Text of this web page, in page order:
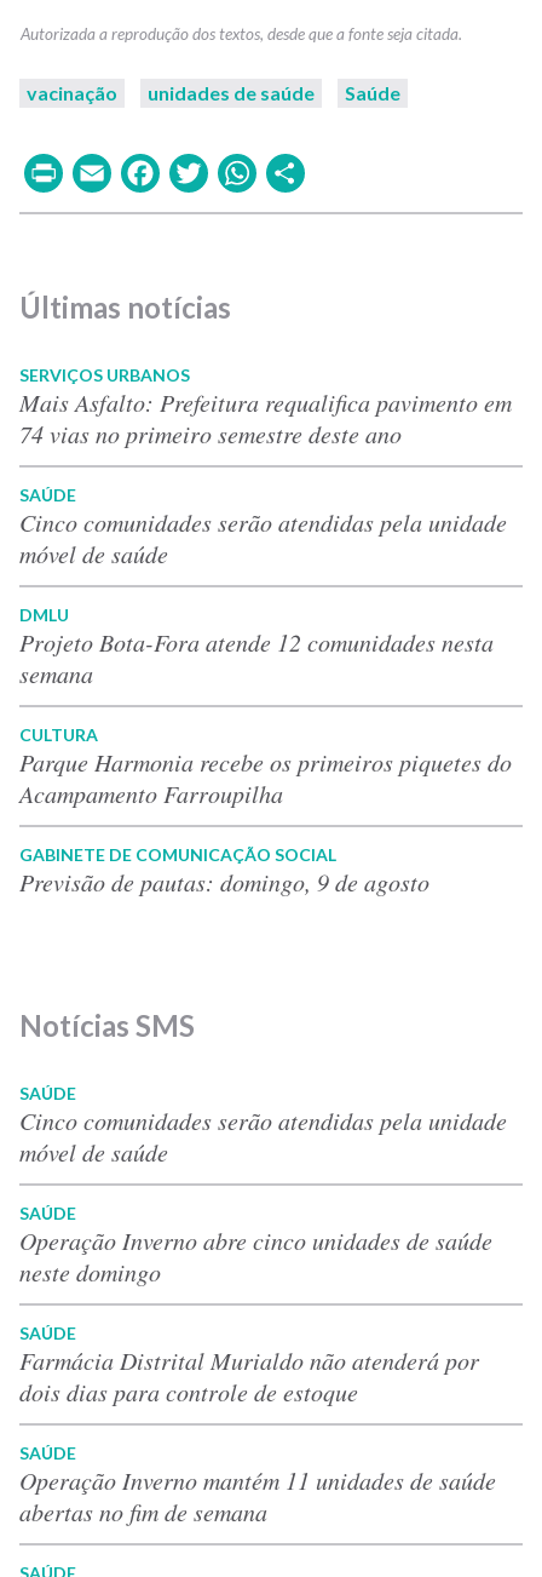
vacinação unidades de saúde Saúde
PrintEmailFacebook
TwitterWhatsApp
Últimas notícias
SERVIÇOS URBANOS
Mais Asfalto: Prefeitura requalifica pavimento em
74 vias no primeiro semestre deste ano
SAÚDE
Cinco comunidades serão atendidas pela unidade
móvel de saúde
DMLU
Projeto Bota-Fora atende 12 comunidades nesta
semana
CULTURA
Parque Harmonia recebe os primeiros piquetes do
Acampamento Farroupilha
GABINETE DE COMUNICAÇÃO SOCIAL
Previsão de pautas: domingo, 9 de agosto
Notícias SMS
SAÚDE
Cinco comunidades serão atendidas pela unidade
móvel de saúde
SAÚDE
Operação Inverno abre cinco unidades de saúde
neste domingo
SAÚDE
Farmácia Distrital Murialdo não atenderá por
dois dias para controle de estoque
SAÚDE
Operação Inverno mantém 11 unidades de saúde
abertas no fim de semana
SAÚDE